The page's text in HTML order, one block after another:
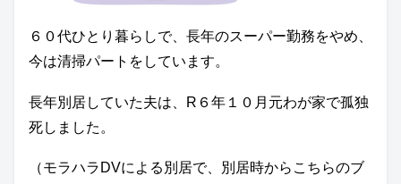
６０代ひとり暮らしで、長年のスーパー勤務をやめ、
今は清掃パートをしています。
長年別居していた夫は、R６年１０月元わが家で孤独
死しました。
（モラハラDVによる別居で、別居時からこちらのブ